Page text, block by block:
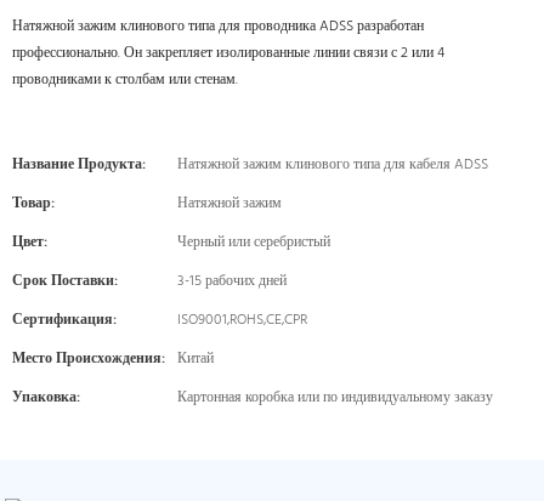
Натяжной зажим клинового типа для проводника ADSS разработан
профессионально. Он закрепляет изолированные линии связи с 2 или 4
проводниками к столбам или стенам.
Название Продукта:
Натяжной зажим клинового типа для кабеля ADSS
Товар:
Натяжной зажим
Цвет:
Черный или серебристый
Срок Поставки:
3-15 рабочих дней
Сертификация:
ISO9001,ROHS,CE,CPR
Место Происхождения: Китай
Упаковка:
Картонная коробка или по индивидуальному заказу